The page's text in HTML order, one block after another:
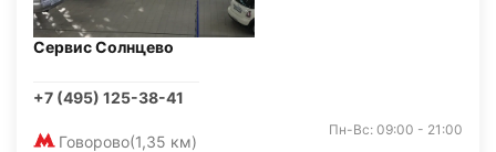
Сервис Солнцево
+7 (495) 125-38-41
Говорово(1,35 км)
Пн-Вс: 09:00 - 21:00